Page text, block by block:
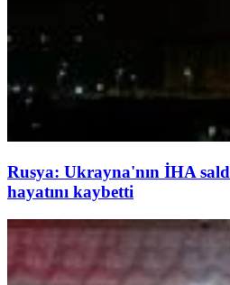
Rusya: Ukrayna'nın İHA
hayatını kaybetti